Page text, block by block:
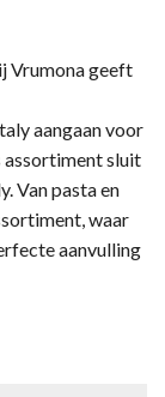
Vrumona geeft
aangaan voor
assortiment sluit
Van pasta en
waar
aanvulling